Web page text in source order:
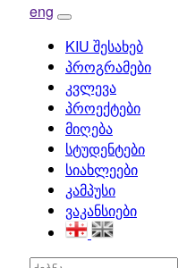
eng
Toggle
navigation
KIU შესახებ
პროგრამები
კვლევა
პროექტები
მიღება
სტუდენტები
სიახლეები
კამპუსი
ვაკანსიები